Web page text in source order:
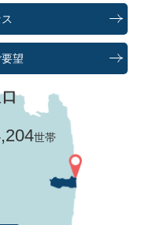
望
世帯